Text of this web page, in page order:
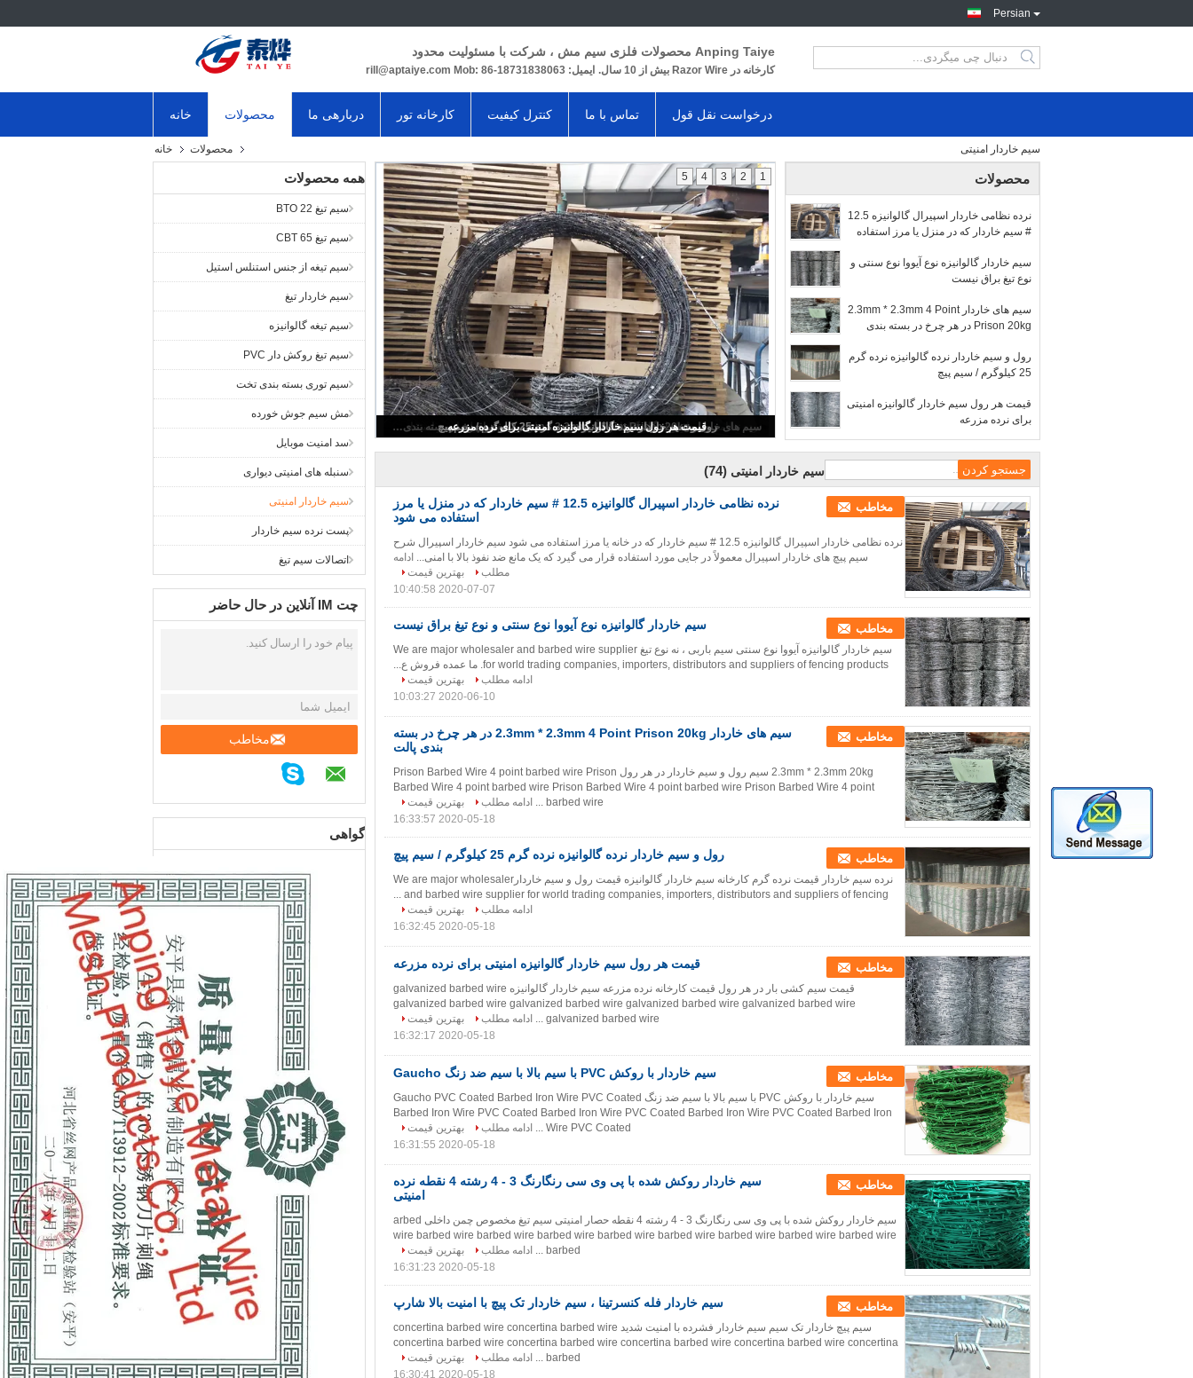
Persian
Anping Taiye محصولات فلزی سیم مش ، شرکت با مسئولیت محدود
کارخانه در Razor Wire بیش از 10 سال. ایمیل: rill@aptaiye.com Mob: 86-18731838063
خانه محصولات دربارهی ما کارخانه تور کنترل کیفیت تماس با ما درخواست نقل قول
خانه محصولات سیم خاردار امنیتی
همه محصولات
سیم تیغ BTO 22
سیم تیغ CBT 65
سیم تیغه از جنس استنلس استیل
سیم خاردار تیغ
سیم تیغه گالوانیزه
سیم تیغ روکش دار PVC
سیم توری بسته بندی تخت
مش سیم جوش خورده
سد امنیت موبایل
سنبله های امنیتی دیواری
سیم خاردار امنیتی
پست نرده سیم خاردار
اتصالات سیم تیغ
چت IM آنلاین در حال حاضر
مخاطب
گواهی
نرده نظامی خاردار اسپیرال گالوانیزه 12.5 # سیم خاردار که در منزل یا مرز استفاده می شود
1
2
3
4
5 محصولات
نرده نظامی خاردار اسپیرال گالوانیزه 12.5
# سیم خاردار که در منزل یا مرز استفاده
سیم خاردار گالوانیزه نوع آیووا نوع سنتی و
نوع تیغ براق نیست
سیم های خاردار 2.3mm * 2.3mm 4 Point
Prison 20kg در هر چرخ در بسته بندی
رول و سیم خاردار نرده گالوانیزه نرده گرم
25 کیلوگرم / سیم پیچ
قیمت هر رول سیم خاردار گالوانیزه امنیتی
برای نرده مزرعه
سیم خاردار امنیتی (74)
نرده نظامی خاردار اسپیرال گالوانیزه 12.5 # سیم خاردار که در منزل یا مرز
استفاده می شود
مخاطب
نرده نظامی خاردار اسپیرال گالوانیزه 12.5 # سیم خاردار که در خانه یا مرز استفاده می شود سیم خاردار اسپیرال شرح
سیم پیچ های خاردار اسپیرال معمولاً در جایی مورد استفاده قرار می گیرد که یک مانع ضد نفوذ بالا با امنی... ادامه
مطلب
بهترین قیمت
2020-07-07 10:40:58
سیم خاردار گالوانیزه نوع آیووا نوع سنتی و نوع تیغ براق نیست مخاطب
سیم خاردار گالوانیزه آیووا نوع سنتی سیم باربی ، نه نوع تیغ We are major wholesaler and barbed wire supplier
for world trading companies, importers, distributors and suppliers of fencing products. ما عمده فروش ع...
ادامه مطلب
بهترین قیمت
2020-06-10 10:03:27
سیم های خاردار 2.3mm * 2.3mm 4 Point Prison 20kg در هر چرخ در بسته
بندی پالت
مخاطب
2.3mm * 2.3mm 20kg سیم رول و سیم خاردار در هر رول Prison Barbed Wire 4 point barbed wire Prison
Barbed Wire 4 point barbed wire Prison Barbed Wire 4 point barbed wire Prison Barbed Wire 4 point
barbed wire ...
ادامه مطلب
بهترین قیمت
2020-05-18 16:33:57
رول و سیم خاردار نرده گالوانیزه نرده گرم 25 کیلوگرم / سیم پیچ مخاطب
نرده سیم خاردار قیمت نرده گرم کارخانه سیم خاردار گالوانیزه قیمت رول و سیم خاردارWe are major wholesaler
and barbed wire supplier for world trading companies, importers, distributors and suppliers of fencing ...
ادامه مطلب
بهترین قیمت
2020-05-18 16:32:45
قیمت هر رول سیم خاردار گالوانیزه امنیتی برای نرده مزرعه مخاطب
قیمت سیم کشی بار در هر رول قیمت کارخانه نرده مزرعه سیم خاردار گالوانیزه galvanized barbed wire
galvanized barbed wire galvanized barbed wire galvanized barbed wire galvanized barbed wire
galvanized barbed wire ...
ادامه مطلب
بهترین قیمت
2020-05-18 16:32:17
سیم خاردار با روکش PVC با سیم بالا با سیم ضد زنگ Gaucho مخاطب
سیم خاردار با روکش PVC با سیم بالا با سیم ضد زنگ Gaucho PVC Coated Barbed Iron Wire PVC Coated
Barbed Iron Wire PVC Coated Barbed Iron Wire PVC Coated Barbed Iron Wire PVC Coated Barbed Iron
Wire PVC Coated ...
ادامه مطلب
بهترین قیمت
2020-05-18 16:31:55
سیم خاردار روکش شده با پی وی سی رنگارنگ 3 - 4 رشته 4 نقطه نرده
امنیتی
مخاطب
سیم خاردار روکش شده با پی وی سی رنگارنگ 3 - 4 رشته 4 نقطه حصار امنیتی سیم تیغ مخصوص چمن داخلی arbed
wire barbed wire barbed wire barbed wire barbed wire barbed wire barbed wire barbed wire barbed wire
barbed ...
ادامه مطلب
بهترین قیمت
2020-05-18 16:31:23
سیم خاردار فله کنسرتینا ، سیم خاردار تک پیچ با امنیت بالا شارپ مخاطب
سیم پیچ خاردار تک سیم سیم خاردار فشرده با امنیت شدید concertina barbed wire concertina barbed wire
concertina barbed wire concertina barbed wire concertina barbed wire concertina barbed wire concertina
barbed ...
ادامه مطلب
بهترین قیمت
2020-05-18 16:30:41